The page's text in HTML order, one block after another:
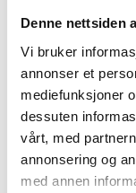
Denne nettsiden
Vi bruker
annonser et
mediefunksjoner
dessuten
vårt, med
annonsering og
med annen
leverandør i
Når du har funnet
ønsker å laste
og du kan
Du kan også
navnet på
anlegget vil da